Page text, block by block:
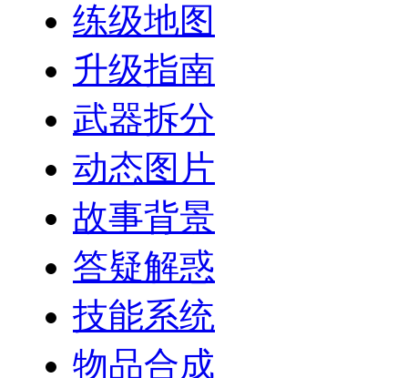
练级地图
升级指南
武器拆分
动态图片
故事背景
答疑解惑
技能系统
物品合成